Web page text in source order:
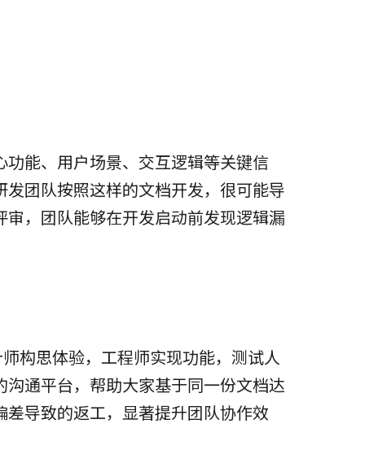
能、用户场景、交互逻辑等关键信
团队按照这样的文档开发，很可能导
，团队能够在开发启动前发现逻辑漏
构思体验，工程师实现功能，测试人
通平台，帮助大家基于同一份文档达
导致的返工，显著提升团队协作效